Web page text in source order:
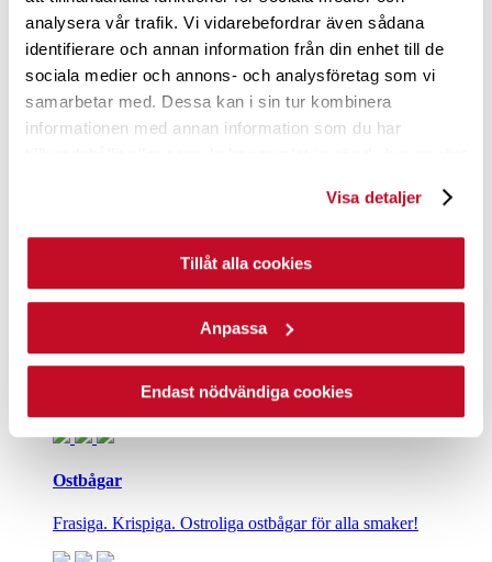
analysera vår trafik. Vi vidarebefordrar även sådana
identifierare och annan information från din enhet till de
sociala medier och annons- och analysföretag som vi
samarbetar med. Dessa kan i sin tur kombinera
informationen med annan information som du har
Visa detaljer
Tillåt alla cookies
Anpassa
Endast nödvändiga cookies
Produktnyheter
Rykande färska, krispiga nyheter hittar du här!
Låt stunderna börja
Recept på topping och serveringstips
Sortiment
Chips
Goda, krispiga potatischips. Låt stunderna börja!
Ostbågar
Frasiga. Krispiga. Ostroliga ostbågar för alla smaker!